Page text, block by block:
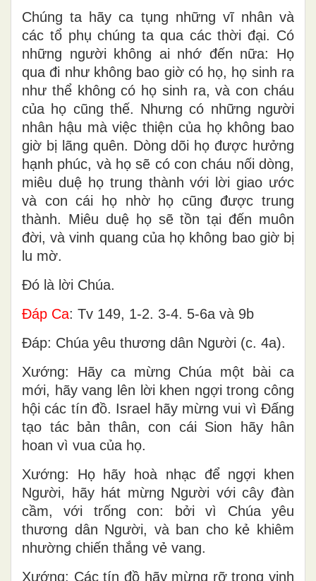
Chúng ta hãy ca tụng những vĩ nhân và
các tổ phụ chúng ta qua các thời đại. Có
những người không ai nhớ đến nữa: Họ
qua đi như không bao giờ có họ, họ sinh ra
như thể không có họ sinh ra, và con cháu
của họ cũng thế. Nhưng có những người
nhân hậu mà việc thiện của họ không bao
giờ bị lãng quên. Dòng dõi họ được hưởng
hạnh phúc, và họ sẽ có con cháu nối dòng,
miêu duệ họ trung thành với lời giao ước
và con cái họ nhờ họ cũng được trung
thành. Miêu duệ họ sẽ tồn tại đến muôn
đời, và vinh quang của họ không bao giờ bị
lu mờ.
Ðó là lời Chúa.
Ðáp Ca: Tv 149, 1-2. 3-4. 5-6a và 9b
Ðáp: Chúa yêu thương dân Người (c. 4a).
Xướng: Hãy ca mừng Chúa một bài ca
mới, hãy vang lên lời khen ngợi trong công
hội các tín đồ. Israel hãy mừng vui vì Ðấng
tạo tác bản thân, con cái Sion hãy hân
hoan vì vua của họ.
Xướng: Họ hãy hoà nhạc để ngợi khen
Người, hãy hát mừng Người với cây đàn
cầm, với trống con: bởi vì Chúa yêu
thương dân Người, và ban cho kẻ khiêm
nhường chiến thắng vẻ vang.
Xướng: Các tín đồ hãy mừng rỡ trong vinh